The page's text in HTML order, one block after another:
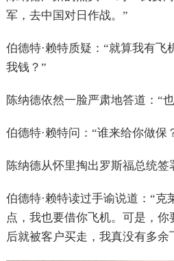
军，去中国对日作战。”
伯德特·赖特质疑：“就算我有飞
我钱？”
陈纳德依然一脸严肃地答道：“
伯德特·赖特问：“谁来给你做保
陈纳德从怀里掏出罗斯福总统签
伯德特·赖特读过手谕说道：“克
点，我也要借你飞机。可是，
后就被客户买走，我真没有多余